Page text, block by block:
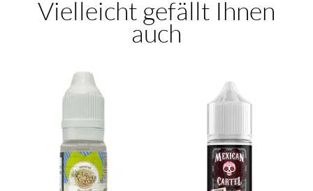
Vielleicht gefällt Ihnen
auch